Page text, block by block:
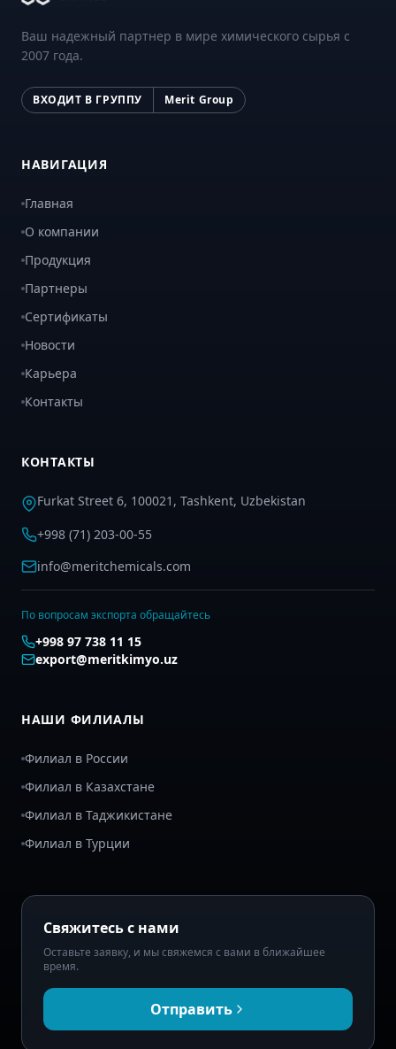
Ваш надежный партнер в мире химического сырья с
2007 года.
ВХОДИТ В ГРУППУ Merit Group
НАВИГАЦИЯ
Главная
О компании
Продукция
Партнеры
Сертификаты
Новости
Карьера
Контакты
КОНТАКТЫ
Furkat Street 6, 100021, Tashkent, Uzbekistan
+998 (71) 203-00-55
info@meritchemicals.com
По вопросам экспорта обращайтесь
+998 97 738 11 15
export@meritkimyo.uz
НАШИ ФИЛИАЛЫ
Филиал в России
Филиал в Казахстане
Филиал в Таджикистане
Филиал в Турции
Свяжитесь с нами
Оставьте заявку, и мы свяжемся с вами в ближайшее
время.
Отправить